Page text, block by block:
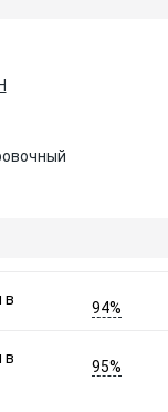
в
94%
в
95%